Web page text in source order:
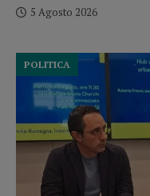
5 Agosto 2026
POLITICA